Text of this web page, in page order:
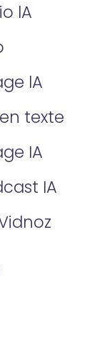
lA
lA
texte
IA
IA